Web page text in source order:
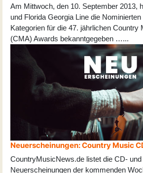
Am Mittwoch, den 10. September 2013,
und Florida Georgia Line die
Kategorien für die 47. jährlichen Country
(CMA) Awards bekanntgegeben …...
Neuerscheinungen: Country Music
CountryMusicNews.de listet die CD- und
Neuerscheinungen der kommenden